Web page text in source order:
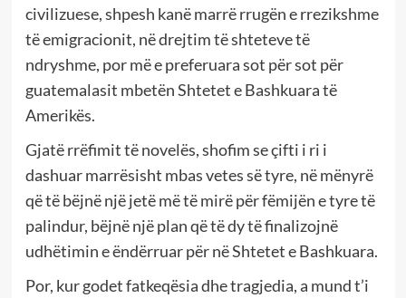
civilizuese, shpesh kanë marrë rrugën e rrezikshme
të emigracionit, në drejtim të shteteve të
ndryshme, por më e preferuara sot për sot për
guatemalasit mbetën Shtetet e Bashkuara të
Amerikës.
Gjatë rrëfimit të novelës, shofim se çifti i ri i
dashuar marrësisht mbas vetes së tyre, në mënyrë
që të bëjnë një jetë më të mirë për fëmijën e tyre të
palindur, bëjnë një plan që të dy të finalizojnë
udhëtimin e ëndërruar për në Shtetet e Bashkuara.
Por, kur godet fatkeqësia dhe tragjedia, a mund t’i